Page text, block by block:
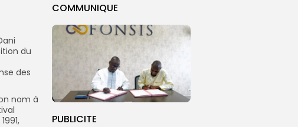
COMMUNIQUE
PUBLICITE
du
des
nom à